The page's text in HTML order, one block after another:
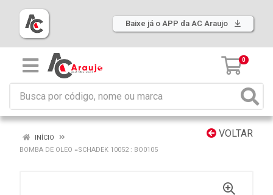
Baixe já o APP da AC Araujo
0
VOLTAR
INÍCIO
BOMBA DE OLEO =SCHADEK 10052 : BO0105